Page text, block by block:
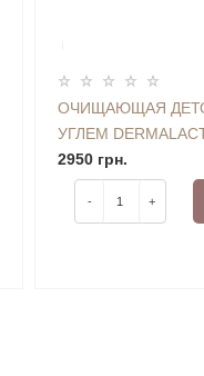
ОЧИЩАЮЩАЯ
УГЛЕМ
RESURFACING
CHARCOAL MASK
НАБОРА, БЕЗ УП.)
2950 грн.
- +